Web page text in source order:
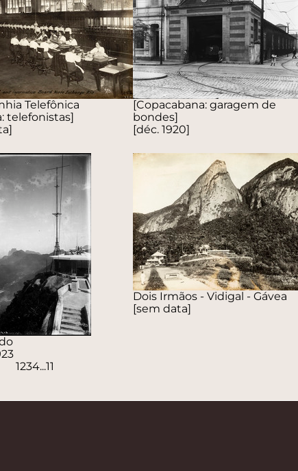
Telefônica
telefonistas]
[Copacabana: garagem de
bondes]
[déc. 1920]
Dois Irmãos - Vidigal - Gávea
[sem data]
1234...11